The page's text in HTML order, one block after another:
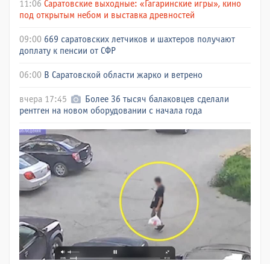
11:06 Саратовские выходные: «Гагаринские игры», кино
под открытым небом и выставка древностей
09:00 669 саратовских летчиков и шахтеров получают
доплату к пенсии от СФР
06:00 В Саратовской области жарко и ветрено
вчера 17:45
Более 36 тысяч балаковцев сделали
рентген на новом оборудовании с начала года